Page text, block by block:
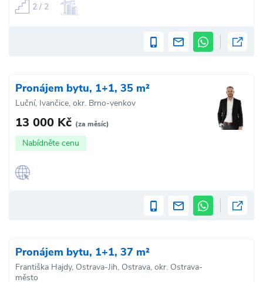
2 / 2
Pronájem bytu, 1+1, 35 m²
Luční, Ivančice, okr. Brno-venkov
13 000 Kč (za měsíc)
Nabídněte cenu
Pronájem bytu, 1+1, 37 m²
Františka Hajdy, Ostrava-Jih, Ostrava, okr. Ostrava-
město